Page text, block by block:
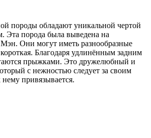
породы обладают уникальной чертой
Эта порода была выведена на
Мэн. Они могут иметь разнообразные
Благодаря удлинённым задним
прыжками. Это дружелюбный и
с нежностью следует за своим
привязывается.